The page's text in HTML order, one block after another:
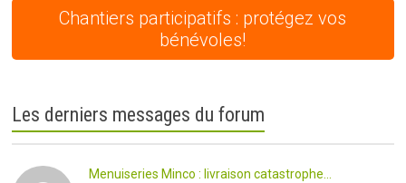
Chantiers participatifs : protégez vos
bénévoles!
Les derniers messages du forum
Menuiseries Minco : livraison catastrophe...